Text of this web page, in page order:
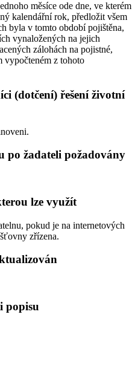
měsíce ode dne, ve kterém
kalendářní rok, předložit všem
byla v tomto období pojištěna,
vynaložených na jejich
zálohách na pojistné,
vypočteném z tohoto
(dotčení) řešení životní
po žadateli požadovány
lze využít
pokud je na internetových
zřízena.
popisu